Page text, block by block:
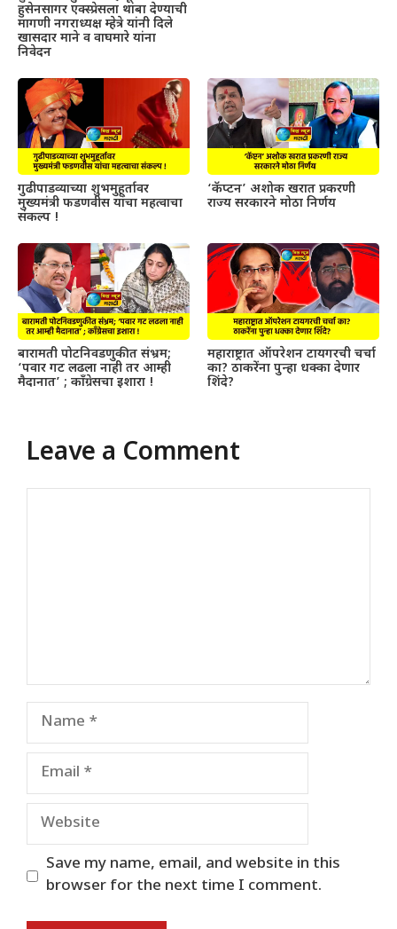
हुसेनसागर एक्स्प्रेसला थांबा देण्याची
मागणी नगराध्यक्ष म्हेत्रे यांनी दिले
खासदार माने व वाघमारे यांना
निवेदन
गुढीपाडव्याच्या शुभमुहूर्तावर
मुख्यमंत्री फडणवीस यांचा महत्वाचा
संकल्प !
‘कॅप्टन’ अशोक खरात प्रकरणी
राज्य सरकारने मोठा निर्णय
बारामती पोटनिवडणुकीत संभ्रम;
‘पवार गट लढला नाही तर आम्ही
मैदानात’ ; काँग्रेसचा इशारा !
महाराष्ट्रात ऑपरेशन टायगरची चर्चा
का? ठाकरेंना पुन्हा धक्का देणार
शिंदे?
Leave a Comment
Name
Email
Website
Save my name, email, and website in this
browser for the next time I comment.